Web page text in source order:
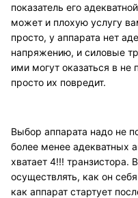
показатель его
может и плохую услугу
просто, у аппарата нет
напряжению, и силовые
ими могут оказаться в не
просто их повредит.
Выбор аппарата надо не
более менее адекватных
хватает 4!!! транзистора.
осуществлять, как он
как аппарат стартует